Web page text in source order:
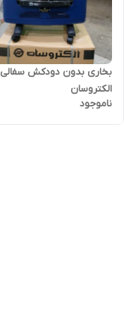
بخاری بدون دودکش سفالی
الکتروسان
ناموجود